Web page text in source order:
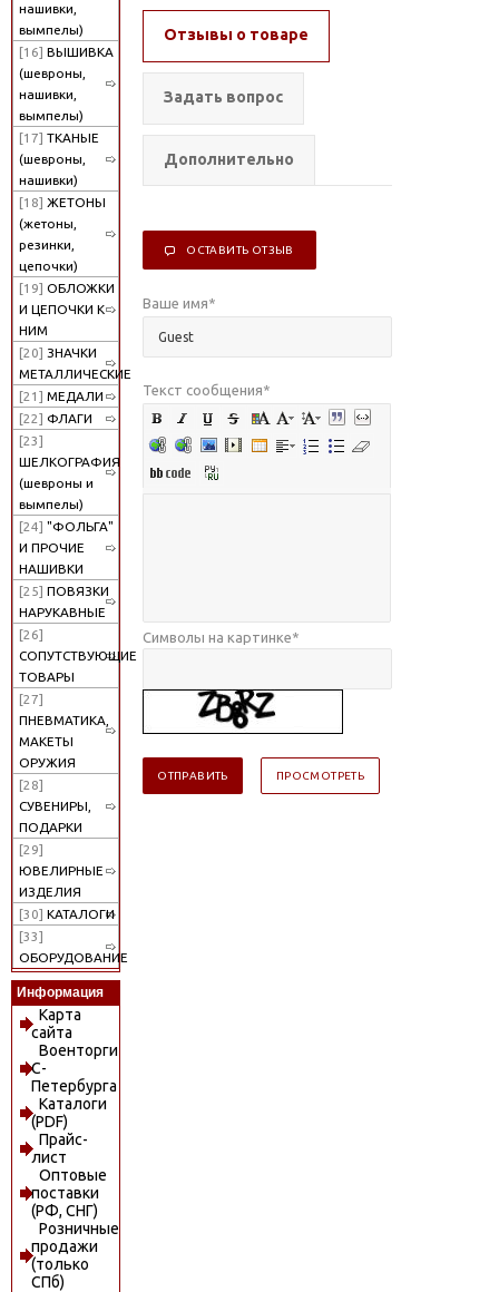
нашивки,
вымпелы)
[16] ВЫШИВКА
(шевроны,
нашивки,
вымпелы)
[17] ТКАНЫЕ
(шевроны,
нашивки)
[18] ЖЕТОНЫ
(жетоны,
резинки,
цепочки)
[19] ОБЛОЖКИ
И ЦЕПОЧКИ К
НИМ
[20] ЗНАЧКИ
МЕТАЛЛИЧЕСКИЕ
[21] МЕДАЛИ
[22] ФЛАГИ
[23]
ШЕЛКОГРАФИЯ
(шевроны и
вымпелы)
[24] "ФОЛЬГА"
И ПРОЧИЕ
НАШИВКИ
[25] ПОВЯЗКИ
НАРУКАВНЫЕ
[26]
СОПУТСТВУЮЩИЕ
ТОВАРЫ
[27]
ПНЕВМАТИКА,
МАКЕТЫ
ОРУЖИЯ
[28]
СУВЕНИРЫ,
ПОДАРКИ
[29]
ЮВЕЛИРНЫЕ
ИЗДЕЛИЯ
[30] КАТАЛОГИ
[33]
ОБОРУДОВАНИЕ
Информация
Карта
сайта
Военторги
С-
Петербурга
Каталоги
(PDF)
Прайс-
лист
Оптовые
поставки
(РФ, СНГ)
Розничные
продажи
(только
СПб)
Отзывы о товаре
Задать вопрос
Дополнительно
ОСТАВИТЬ ОТЗЫВ
Ваше имя*
Текст сообщения*
Символы на картинке*